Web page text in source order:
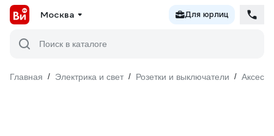
Москва Для юрлиц
Поиск в каталоге
Главная / Электрика и свет / Розетки и выключатели /